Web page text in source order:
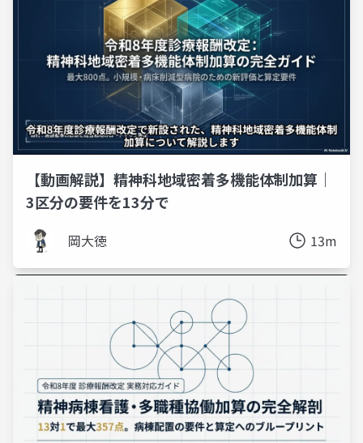
【動画解説】精神科地域密着多機能体制加算｜
3区分の要件を13分で
岡大徳 13m